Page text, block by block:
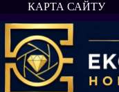
Перейти
до
вмісту
КАРТА САЙТУ